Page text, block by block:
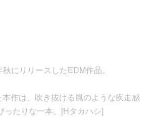
にリリースしたEDM作品。
作は、吹き抜ける風のような疾走感
ったりな一本。[Hタカハシ]